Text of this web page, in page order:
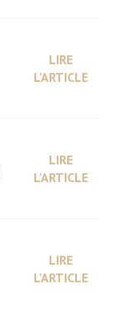
LIRE
L'ARTICLE
LIRE
L'ARTICLE
LIRE
L'ARTICLE